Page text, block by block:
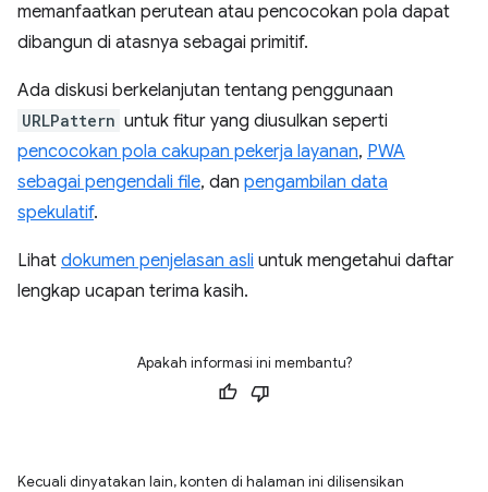
memanfaatkan perutean atau pencocokan pola dapat
dibangun di atasnya sebagai primitif.
Ada diskusi berkelanjutan tentang penggunaan
URLPattern untuk fitur yang diusulkan seperti
pencocokan pola cakupan pekerja layanan, PWA
sebagai pengendali file, dan pengambilan data
spekulatif.
Lihat dokumen penjelasan asli untuk mengetahui daftar
lengkap ucapan terima kasih.
Apakah informasi ini membantu?
Kecuali dinyatakan lain, konten di halaman ini dilisensikan